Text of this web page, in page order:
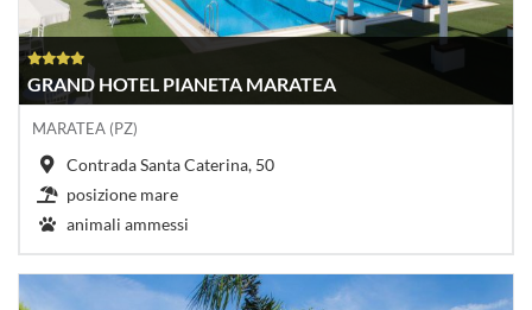
GRAND HOTEL PIANETA MARATEA
MARATEA (PZ)
Contrada Santa Caterina, 50
posizione mare
animali ammessi